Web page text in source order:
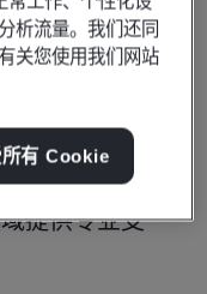
供专属专业
提供专业支
析流量。我们还同
关您使用我们网站
有 Cookie